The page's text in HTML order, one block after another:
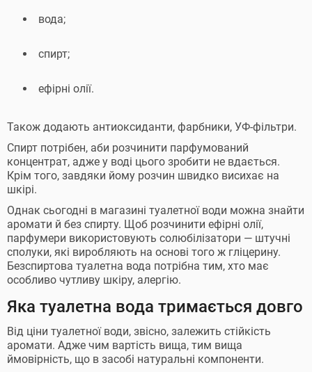
вода;
спирт;
ефірні олії.
Також додають антиоксиданти, фарбники, УФ-фільтри.
Спирт потрібен, аби розчинити парфумований
концентрат, адже у воді цього зробити не вдається.
Крім того, завдяки йому розчин швидко висихає на
шкірі.
Однак сьогодні в магазині туалетної води можна знайти
аромати й без спирту. Щоб розчинити ефірні олії,
парфумери використовують солюбілізатори — штучні
сполуки, які виробляють на основі того ж гліцерину.
Безспиртова туалетна вода потрібна тим, хто має
особливо чутливу шкіру, алергію.
Яка туалетна вода тримається довго
Від ціни туалетної води, звісно, залежить стійкість
аромати. Адже чим вартість вища, тим вища
ймовірність, що в засобі натуральні компоненти.